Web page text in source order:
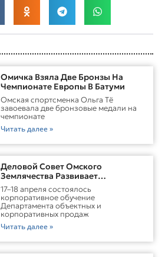
Омичка Взяла Две Бронзы На
Чемпионате Европы В Батуми
Омская спортсменка Ольга Тё
завоевала две бронзовые медали на
чемпионате
Читать далее »
Деловой Совет Омского
Землячества Развивает
Практические Навыки Омских
Студентов Через Бизнес-
Обучение
17–18 апреля состоялось
корпоративное обучение
Департамента объектных и
корпоративных продаж
Читать далее »